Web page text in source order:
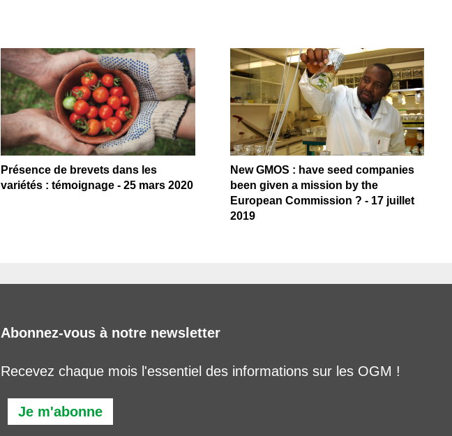
Présence de brevets dans les
variétés : témoignage - 25 mars 2020
New GMOS : have seed companies
been given a mission by the
European Commission ? - 17 juillet
2019
Abonnez-vous à notre newsletter
Recevez chaque mois l'essentiel des informations sur les OGM !
Je m'abonne